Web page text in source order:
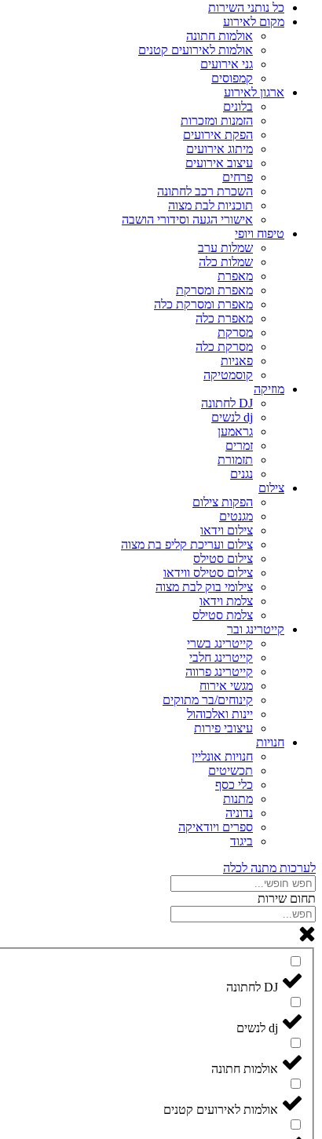
כל נותני השירות
מקום לאירוע
אולמות חתונה
אולמות לאירועים קטנים
גני אירועים
קמפוסים
ארגון לאירוע
בלונים
הזמנות ומזכרות
הפקת אירועים
מיתוג אירועים
עיצוב אירועים
פרחים
השכרת רכב לחתונה
תוכניות לבת מצוה
אישורי הגעה וסידורי הושבה
טיפוח ויופי
שמלות ערב
שמלות כלה
מאפרת
מאפרת ומסרקת
מאפרת ומסרקת כלה
מאפרת כלה
מסרקת
מסרקת כלה
פאניות
קוסמטיקה
מוזיקה
DJ לחתונה
dj לנשים
גראמען
זמרים
תזמורת
נגנים
צילום
הפקות צילום
מגנטים
צילום וידאו
צילום ועריכת קליפ בת מצוה
צילום סטילס
צילום סטילס ווידאו
צילומי בוק לבת מצוה
צלמת וידאו
צלמת סטילס
קייטרינג ובר
קייטרינג בשרי
קייטרינג חלבי
קייטרינג פרווה
מגשי אירוח
קינוחים/בר מתוקים
יינות ואלכוהול
עיצובי פירות
חנויות
חנויות אונליין
תכשיטים
כלי כסף
מתנות
נדוניה
ספרים ויודאיקה
ביגוד
לערכות מתנה לכלה
תחום שירות
DJ לחתונה
dj לנשים
אולמות חתונה
אולמות לאירועים קטנים